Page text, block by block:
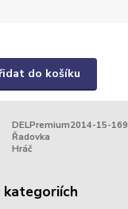
do košíku
DELPremium2014-15-169
Řadovka
Hráč
kategoriích